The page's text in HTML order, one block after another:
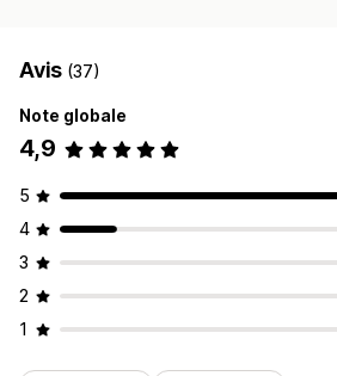
Avis (37)
Note globale
4,9
5
4
3
2
1